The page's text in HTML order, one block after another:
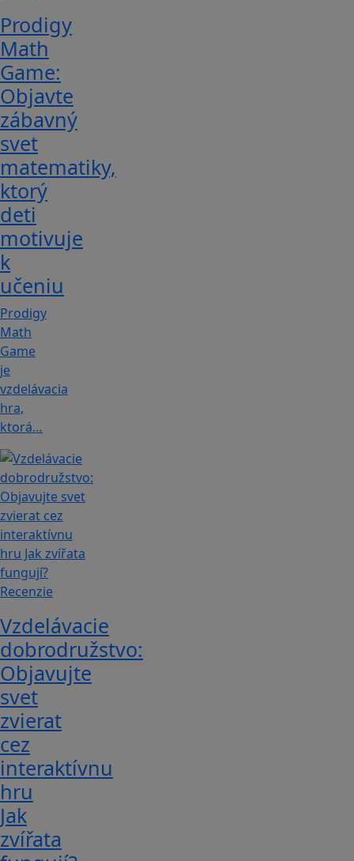
Prodigy
Math
Game:
Objavte
zábavný
svet
matematiky,
ktorý
deti
motivuje
k
učeniu
Prodigy
Math
Game
je
vzdelávacia
hra,
ktorá…
Recenzie
Vzdelávacie
dobrodružstvo:
Objavujte
svet
zvierat
cez
interaktívnu
hru
Jak
zvířata